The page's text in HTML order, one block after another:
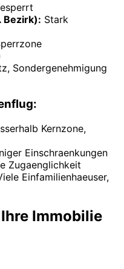
Bezirk): Stark
Sondergenehmigung
Kernzone,
Einschraenkungen
Zugaenglichkeit
Einfamilienhaeuser,
Immobilie